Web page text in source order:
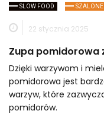
SLOW FOOD
SZALONE
22 stycznia 2025
Zupa pomidorowa
Dzięki warzywom i
pomidorowa jest
warzyw, które
pomidorów.